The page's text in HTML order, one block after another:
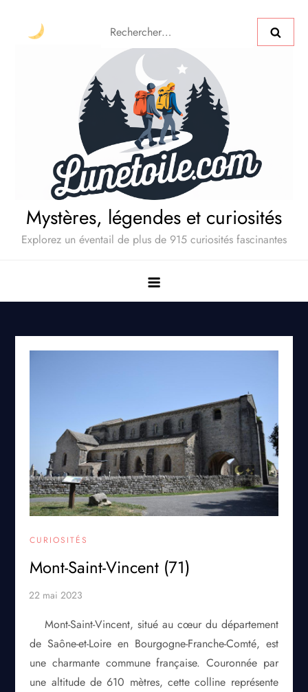
Mystères, légendes et curiosités
Explorez un éventail de plus de 915 curiosités fascinantes
CURIOSITÉS
Mont-Saint-Vincent (71)
Mont-Saint-Vincent, situé au cœur du département
de Saône-et-Loire en Bourgogne-Franche-Comté, est
une charmante commune française. Couronnée par
une altitude de 610 mètres, cette colline représente